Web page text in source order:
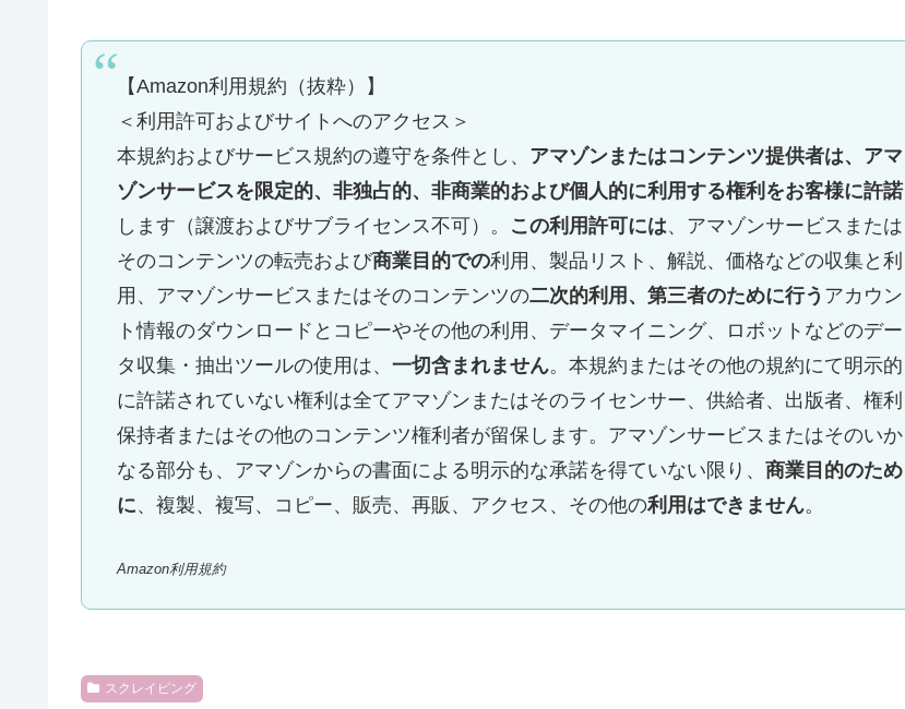
【Amazon利用規約（抜粋）】
＜利用許可およびサイトへのアクセス＞
本規約およびサービス規約の遵守を条件とし、 アマゾンまたはコンテンツ提供者は、アマ
ゾンサービスを限定的、非独占的、非商業的および個人的に利用する権利をお客様に許諾
します（譲渡およびサブライセンス不可）。 この利用許可には、アマゾンサービスまたは
そのコンテンツの転売および商業目的での利用、製品リスト、解説、価格などの収集と利
用、アマゾンサービスまたはそのコンテンツの二次的利用、第三者のために行う アカウン
ト情報のダウンロードとコピーやその他の利用、データマイニング、ロボットなどのデー
タ収集・抽出ツールの使用は、一切含まれません。本規約またはその他の規約にて明示的
に許諾されていない権利は全てアマゾンまたはそのライセンサー、供給者、出版者、権利
保持者またはその他のコンテンツ権利者が留保します。アマゾンサービスまたはそのいか
なる部分も、アマゾンからの書面による明示的な承諾を得ていない限り、商業目的のため
に、複製、複写、コピー、販売、再販、アクセス、その他の利用はできません。
Amazon利用規約
スクレイピング